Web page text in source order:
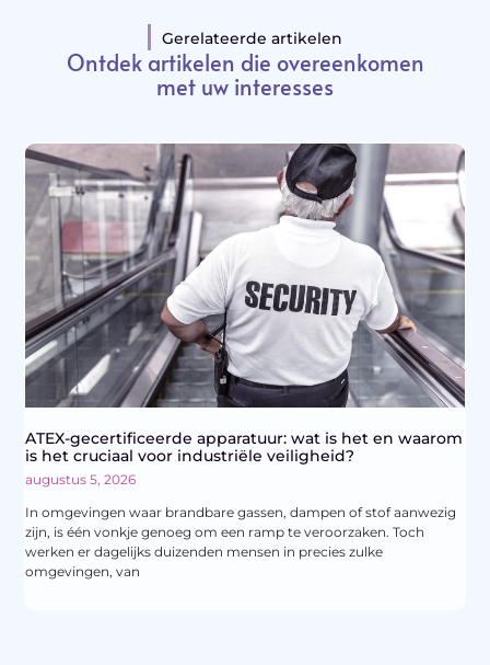
Gerelateerde artikelen
Ontdek artikelen die overeenkomen
met uw interesses
ATEX-gecertificeerde apparatuur: wat is het en waarom
is het cruciaal voor industriële veiligheid?
augustus 5, 2026
In omgevingen waar brandbare gassen, dampen of stof aanwezig
zijn, is één vonkje genoeg om een ramp te veroorzaken. Toch
werken er dagelijks duizenden mensen in precies zulke
omgevingen, van